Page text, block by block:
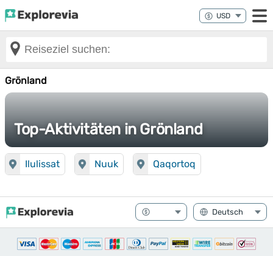
Grönland
Top-Aktivitäten in Grönland
Ilulissat Nuuk Qaqortoq